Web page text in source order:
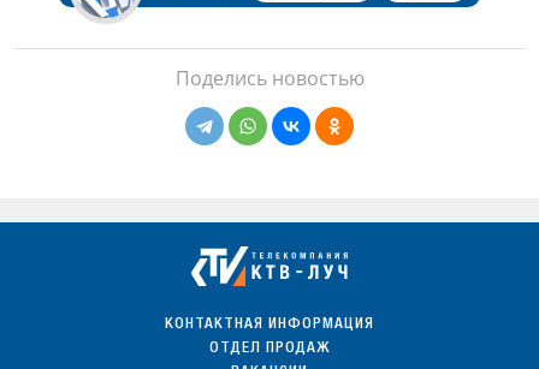
Поделись новостью
КОНТАКТНАЯ ИНФОРМАЦИЯ
ОТДЕЛ ПРОДАЖ